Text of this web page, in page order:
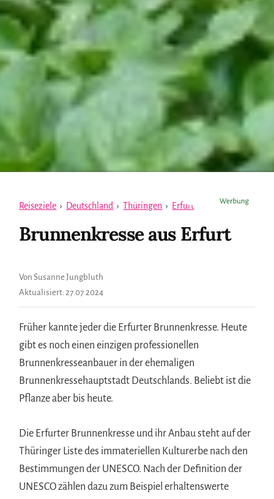
Reiseziele › Deutschland › Thüringen › Erfurt
Brunnenkresse aus Erfurt
Von Susanne Jungbluth
Aktualisiert: 27.07.2024
Früher kannte jeder die Erfurter Brunnenkresse. Heute
gibt es noch einen einzigen professionellen
Brunnenkresseanbauer in der ehemaligen
Brunnenkressehauptstadt Deutschlands. Beliebt ist die
Pflanze aber bis heute.
Die Erfurter Brunnenkresse und ihr Anbau steht auf der
Thüringer Liste des immateriellen Kulturerbe nach den
Bestimmungen der UNESCO. Nach der Definition der
UNESCO zählen dazu zum Beispiel erhaltenswerte